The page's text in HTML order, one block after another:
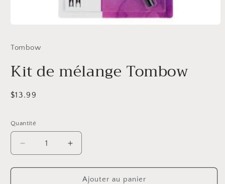
média
1
une
fenêtre
Tombow
Kit de mélange Tombow
Prix
$13.99
Quantité
Réduire
la
quantité
Augmenter
la
quantité
Ajouter au panier